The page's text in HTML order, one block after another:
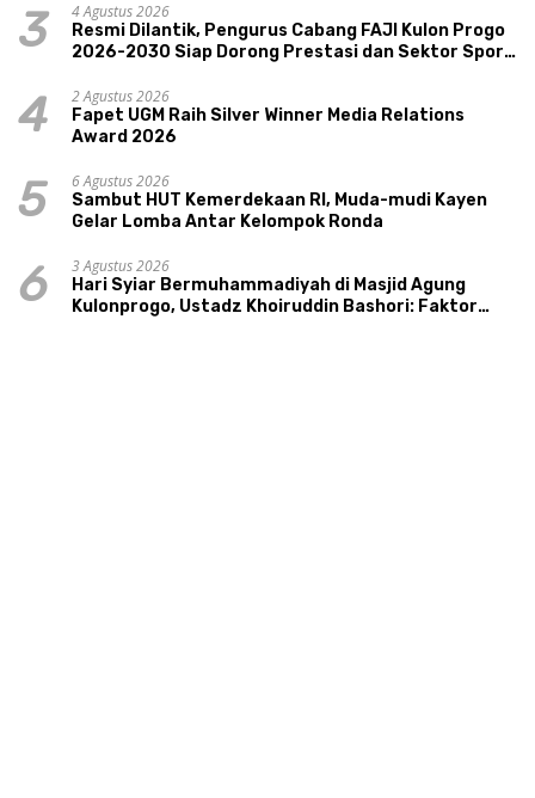
3
4 Agustus 2026
Resmi Dilantik, Pengurus Cabang FAJI Kulon Progo
2026-2030 Siap Dorong Prestasi dan Sektor Sport
4
2 Agustus 2026
Fapet UGM Raih Silver Winner Media Relations
Award 2026
5
6 Agustus 2026
Sambut HUT Kemerdekaan RI, Muda-mudi Kayen
Gelar Lomba Antar Kelompok Ronda
6
3 Agustus 2026
Hari Syiar Bermuhammadiyah di Masjid Agung
Kulonprogo, Ustadz Khoiruddin Bashori: Faktor